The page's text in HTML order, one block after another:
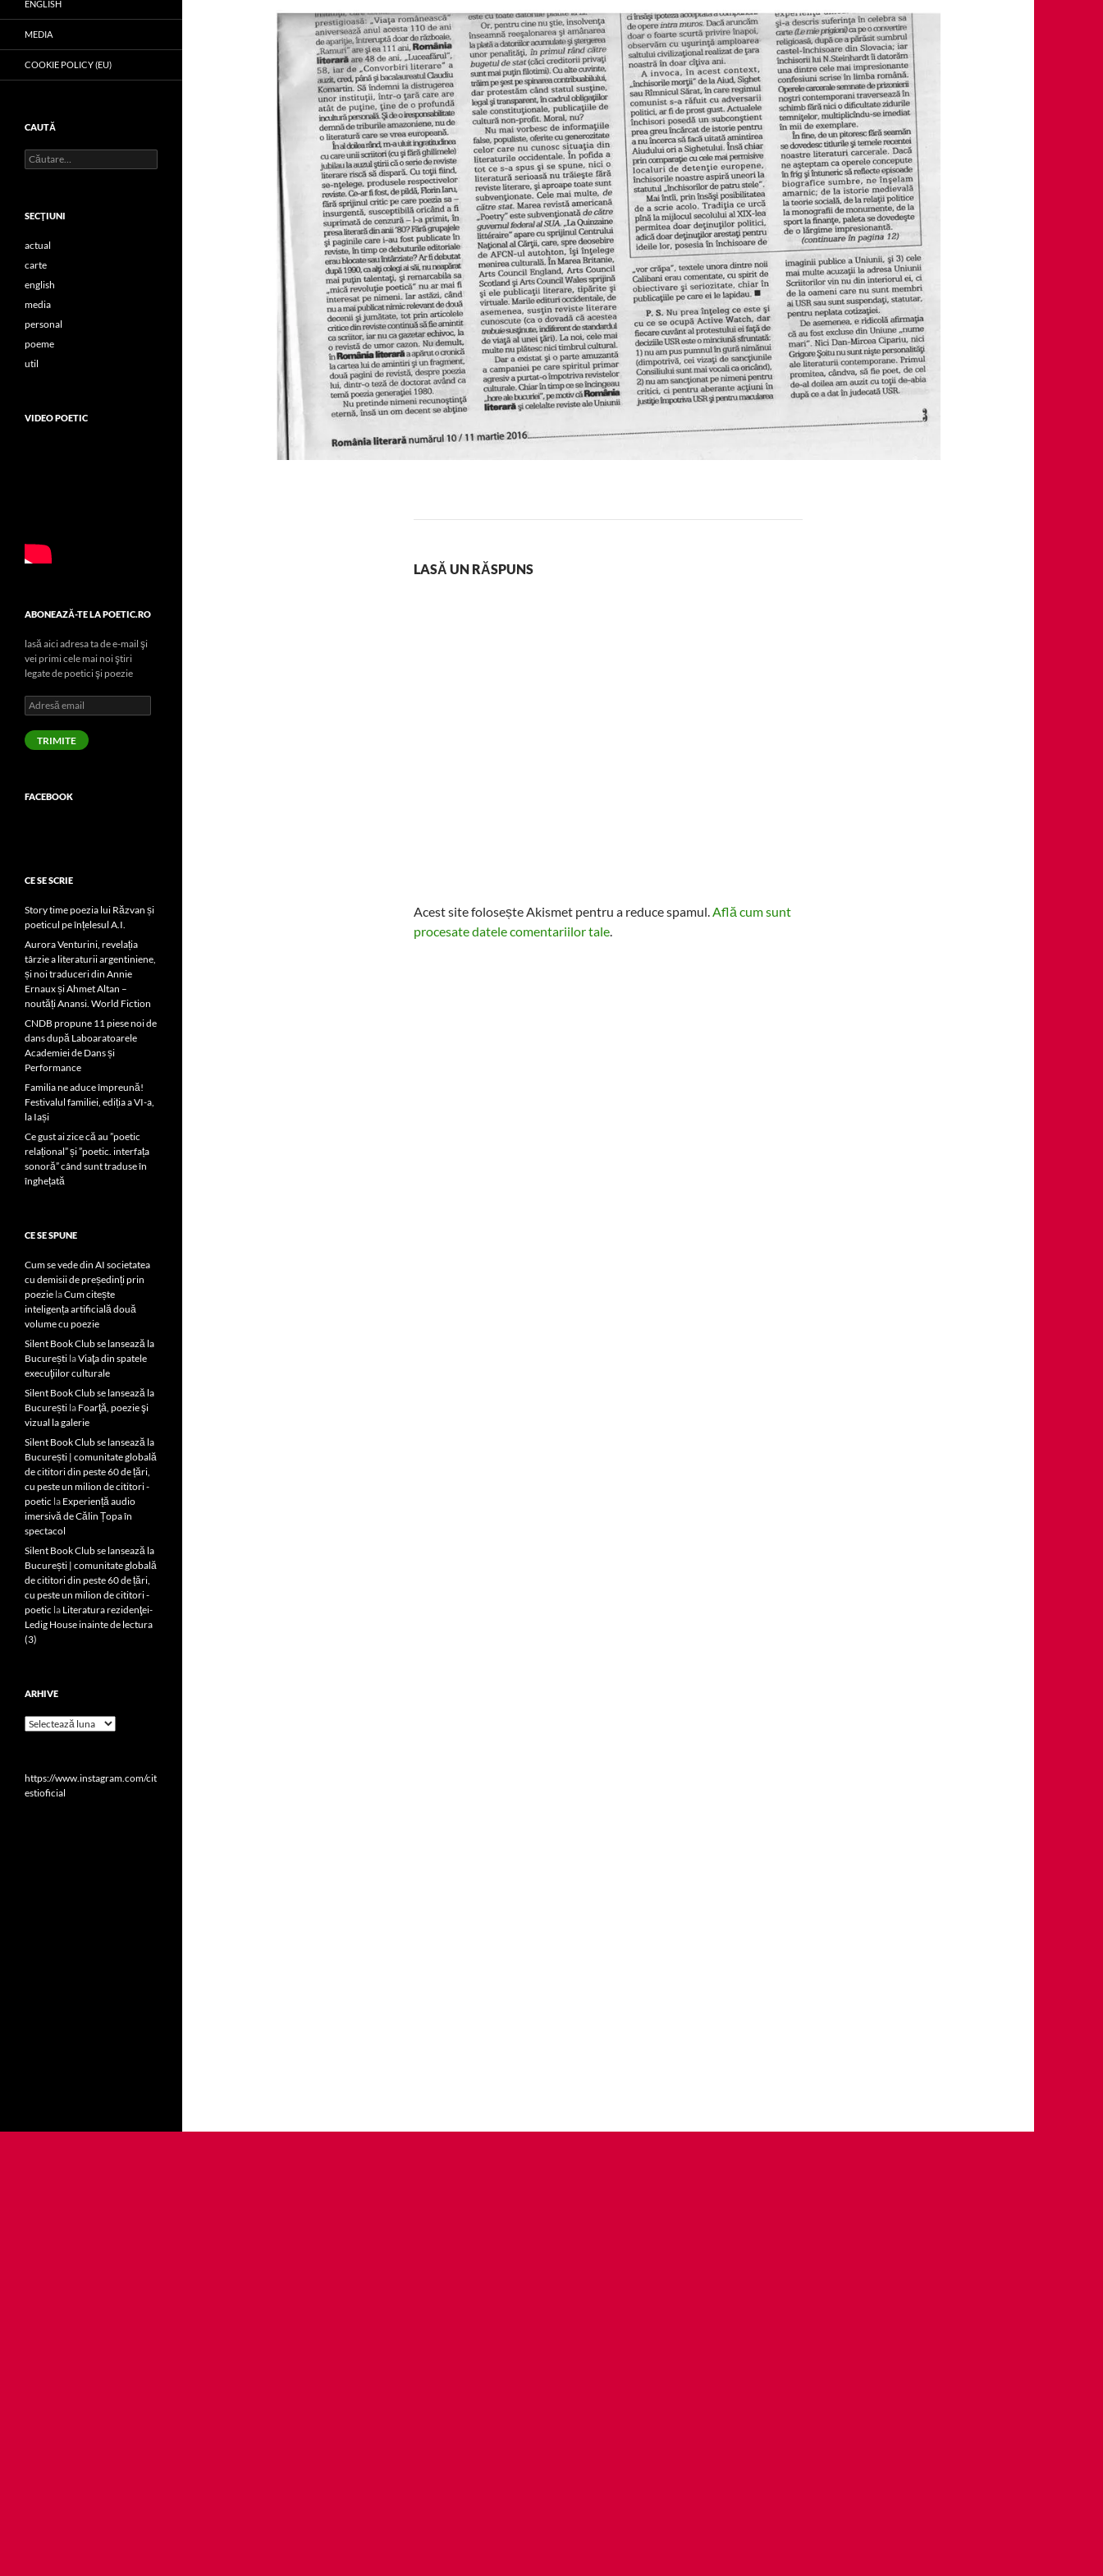
LASĂ UN RĂSPUNS
Acest site folosește Akismet pentru a reduce spamul. Află cum sunt
procesate datele comentariilor tale
ENGLISH
MEDIA
COOKIE POLICY (EU)
CAUTĂ
Caută
după:
SECŢIUNI
actual
carte
english
media
personal
poeme
util
VIDEO POETIC
ABONEAZĂ-TE LA POETIC.RO
lasă aici adresa ta de e-mail şi
vei primi cele mai noi ştiri
legate de poetici şi poezie
Adresă
email
TRIMITE
FACEBOOK
CE SE SCRIE
Story time poezia lui Răzvan și
poeticul pe înțelesul A.I.
Aurora Venturini, revelația
târzie a literaturii argentiniene,
și noi traduceri din Annie
Ernaux și Ahmet Altan –
noutăți Anansi. World Fiction
CNDB propune 11 piese noi de
dans după Laboaratoarele
Academiei de Dans și
Performance
Familia ne aduce împreună!
Festivalul familiei, ediția a VI-a,
la Iași
Ce gust ai zice că au ”poetic
relațional” și ”poetic. interfața
sonoră” când sunt traduse în
înghețată
CE SE SPUNE
Cum se vede din AI societatea
cu demisii de președinți prin
poezie laCum citește
inteligența artificială două
volume cu poezie
Silent Book Club se lansează la
București laViaţa din spatele
execuţiilor culturale
Silent Book Club se lansează la
București la Foarţă, poezie şi
vizual la galerie
Silent Book Club se lansează la
București | comunitate globală
de cititori din peste 60 de țări,
cu peste un milion de cititori -
poetic la Experiență audio
imersivă de Călin Țopa în
spectacol
Silent Book Club se lansează la
București | comunitate globală
de cititori din peste 60 de țări,
cu peste un milion de cititori -
poetic la Literatura rezidenţei-
Ledig House inainte de lectura
(3)
ARHIVE
Arhive
https://www.instagram.com/cit
estioficial